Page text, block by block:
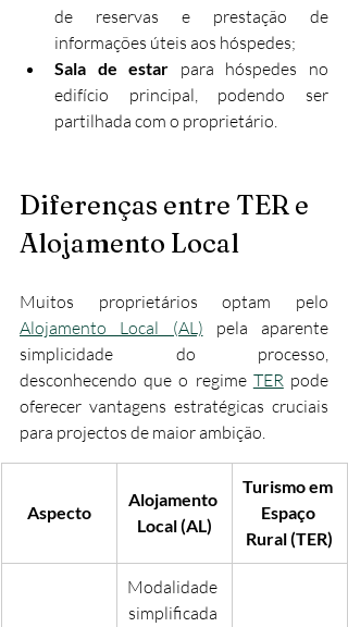
de reservas e prestação de
informações úteis aos hóspedes;
Sala de estar para hóspedes no
edifício principal, podendo ser
partilhada com o proprietário.
Diferenças entre TER e
Alojamento Local
Alojamento Local (AL) pela aparente
simplicidade do processo,
desconhecendo que o regime TER pode
oferecer vantagens estratégicas cruciais
para projectos de maior ambição.
Aspecto
Alojamento
Local (AL)
Turismo em
Espaço
Rural (TER)
Modalidade
simplificada